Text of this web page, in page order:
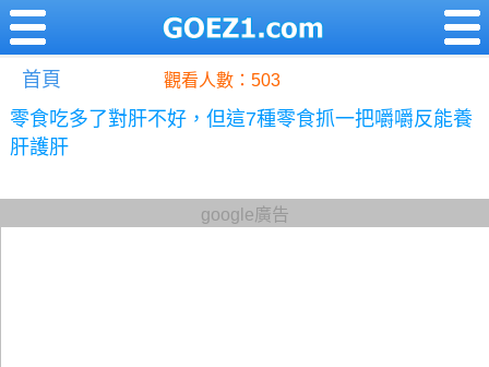
首頁 觀看人數：503
零食吃多了對肝不好，但這7種零食抓一把嚼嚼反能養
肝護肝
google廣告